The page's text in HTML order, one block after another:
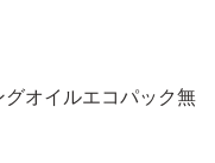
オイルエコパック無